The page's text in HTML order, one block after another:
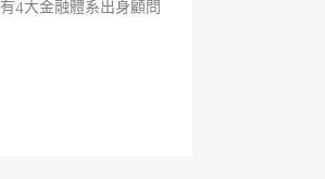
4大金融體系出身顧問